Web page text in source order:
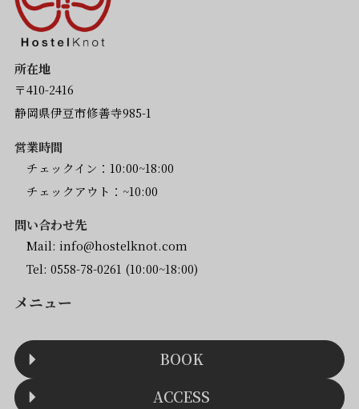
所在地
〒410-2416
静岡県伊豆市修善寺985-1
営業時間
チェックイン：10:00~18:00
チェックアウト：~10:00
問い合わせ先
Mail: info@hostelknot.com
Tel: 0558-78-0261 (10:00~18:00)
メニュー
BOOK
ACCESS